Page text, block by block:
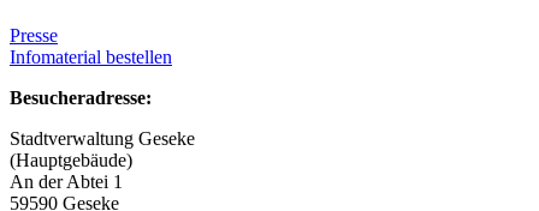
Presse
Infomaterial bestellen
Besucheradresse:
Stadtverwaltung Geseke
(Hauptgebäude)
An der Abtei 1
59590 Geseke